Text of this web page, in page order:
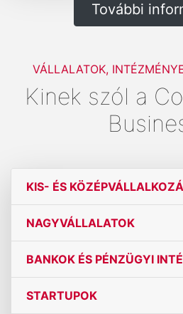
További
VÁLLALATOK,
Kinek szól a
KIS- ÉS
NAGYVÁLLALATOK
BANKOK ÉS PÉNZÜGYI
STARTUPOK